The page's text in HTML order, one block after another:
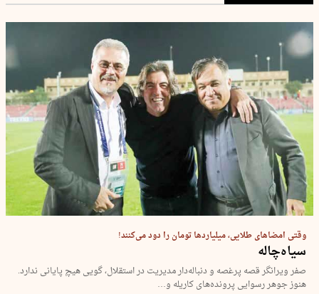
وقتی امضاهای طلایی، میلیاردها تومان را دود می‌کنند!
سیاه‌چاله‌
صفر ویرانگر قصه پرغصه و دنباله‌دار مدیریت در استقلال، گویی هیچ پایانی ندارد.
هنوز جوهر رسوایی پرونده‌های کاریله و…